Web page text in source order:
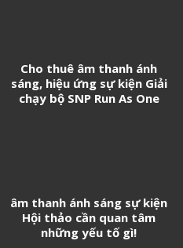
Cho thuê âm thanh ánh
sáng, hiệu ứng sự kiện Giải
chạy bộ SNP Run As One
âm thanh ánh sáng sự kiện
Hội thảo cần quan tâm
những yếu tố gì!